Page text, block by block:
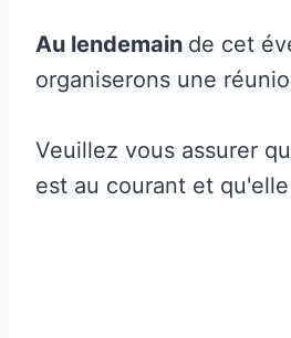
Au lendemain de cet
organiserons une
Veuillez vous assurer
est au courant et